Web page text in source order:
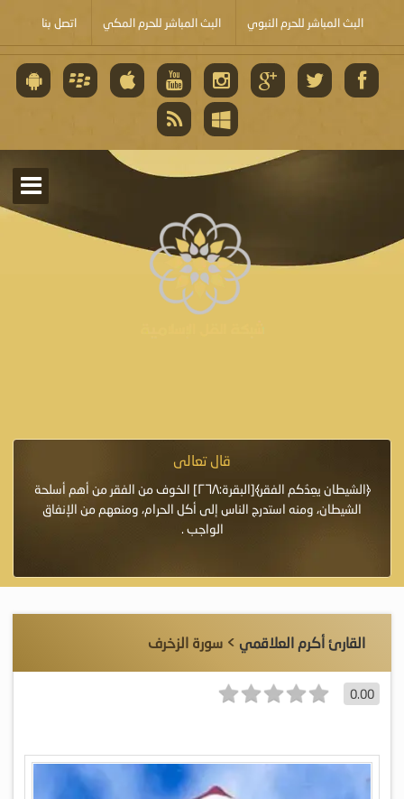
البث المباشر للحرم النبوي البث المباشر للحرم المكي اتصل بنا
قال تعالى
﴿الشيطان يعِدُكم الفقر﴾[البقرة:٢٦٨] الخوف من الفقر من أهم أسلحة
الشيطان، ومنه استدرج الناس إلى أكل الحرام، ومنعهم من الإنفاق
الواجب .
القارئ أكرم العلاقمي > سورة الزخرف
0.00